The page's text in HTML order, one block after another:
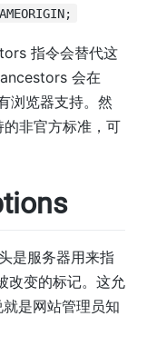
指令会替代这
会在
浏览器支持。然
非官方标准，可
是服务器用来指
改变的标记。这允
是网站管理员知